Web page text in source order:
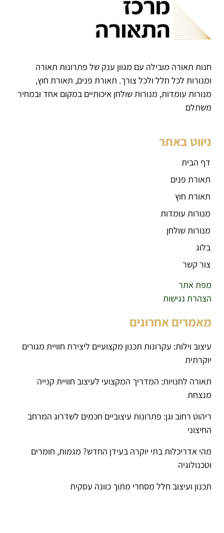
חנות תאורה מובילה עם מגוון ענק של פתרונות תאורה
ומנורות לכל חלל ולכל צורך. תאורת פנים, תאורת חוץ,
מנורות עומדות, מנורות שולחן איכותיים במקום אחד ובמחיר
משתלם
ניווט באתר
דף הבית
תאורת פנים
תאורת חוץ
מנורות עומדות
מנורות שולחן
בלוג
צור קשר
מפת אתר
הצהרת נגישות
מאמרים אחרונים
עיצוב וילות: עקרונות תכנון מקצועיים ליצירת חוויית מגורים
יוקרתית
תאורה לחנויות: המדריך המקצועי לעיצוב חוויית קנייה
מנצחת
ריהוט רחוב וגן: פתרונות עיצוביים חכמים לשדרוג המרחב
החיצוני
מהי אדריכלות בתי יוקרה בעידן החדש? מגמות, חומרים
וטכנולוגיה
תכנון ועיצוב חלל מסחרי מתוך כוונה עסקית